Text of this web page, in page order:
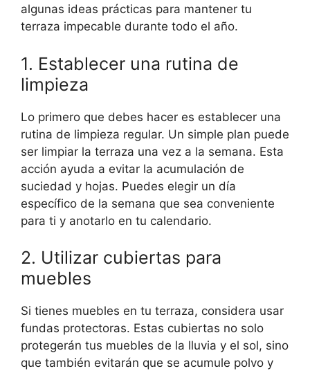
algunas ideas prácticas para mantener tu
terraza impecable durante todo el año.
1. Establecer una rutina de
limpieza
Lo primero que debes hacer es establecer una
rutina de limpieza regular. Un simple plan puede
ser limpiar la terraza una vez a la semana. Esta
acción ayuda a evitar la acumulación de
suciedad y hojas. Puedes elegir un día
específico de la semana que sea conveniente
para ti y anotarlo en tu calendario.
2. Utilizar cubiertas para
muebles
Si tienes muebles en tu terraza, considera usar
fundas protectoras. Estas cubiertas no solo
protegerán tus muebles de la lluvia y el sol, sino
que también evitarán que se acumule polvo y